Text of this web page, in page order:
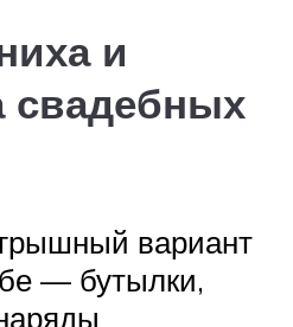
и
свадебных
вариант
— бутылки,